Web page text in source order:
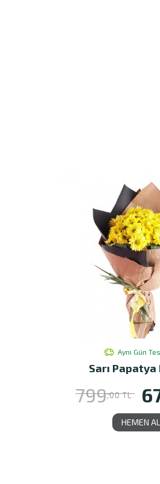
Aynı Gün
Sarı
799,00 TL
HEMEN AL